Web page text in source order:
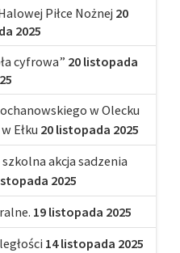
Piłce Nożnej 20
2025
cyfrowa” 20 listopada
w Olecku
Ełku 20 listopada 2025
akcja sadzenia
2025
19 listopada 2025
14 listopada 2025